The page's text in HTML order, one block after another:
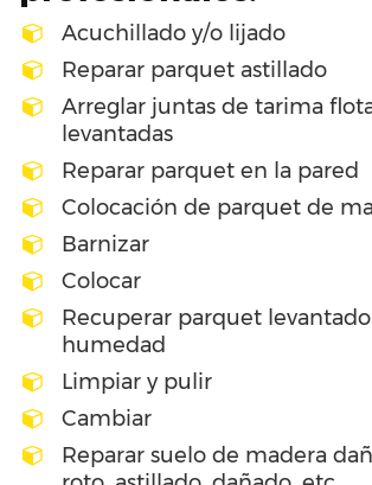
Acuchillado y/o lijado
Reparar parquet astillado
Arreglar juntas de tarima
levantadas
Reparar parquet en la pared
Colocación de parquet de
Barnizar
Colocar
Recuperar parquet
humedad
Limpiar y pulir
Cambiar
Reparar suelo de madera